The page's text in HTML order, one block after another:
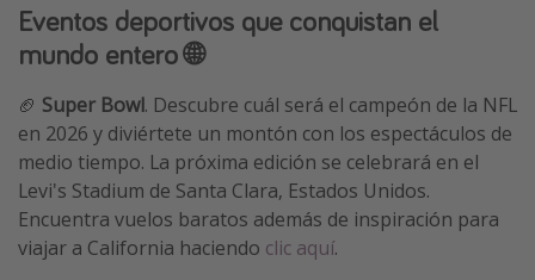
Eventos deportivos que conquistan el
mundo entero 🌐
🏈 Super Bowl. Descubre cuál será el campeón de la NFL
en 2026 y diviértete un montón con los espectáculos de
medio tiempo. La próxima edición se celebrará en el
Levi's Stadium de Santa Clara, Estados Unidos.
Encuentra vuelos baratos además de inspiración para
viajar a California haciendo clic aquí.